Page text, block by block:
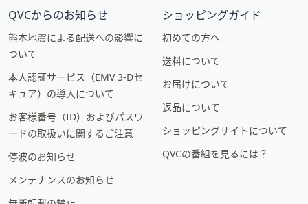
QVCからのお知らせ
熊本地震による配送への影響に
ついて
本人認証サービス（EMV 3-Dセ
キュア）の導入について
お客様番号（ID）およびパスワ
ードの取扱いに関するご注意
停波のお知らせ
メンテナンスのお知らせ
ショッピングガイド
初めての方へ
送料について
お届けについて
返品について
ショッピングサイトについて
QVCの番組を見るには？